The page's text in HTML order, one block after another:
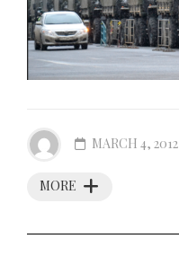
MORE
MARCH 4, 2012